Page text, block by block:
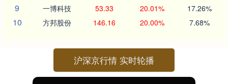
9 一博科技 53.33 20.01% 17.26%
10 方邦股份 146.16 20.00% 7.68%
沪深京行情 实时轮播